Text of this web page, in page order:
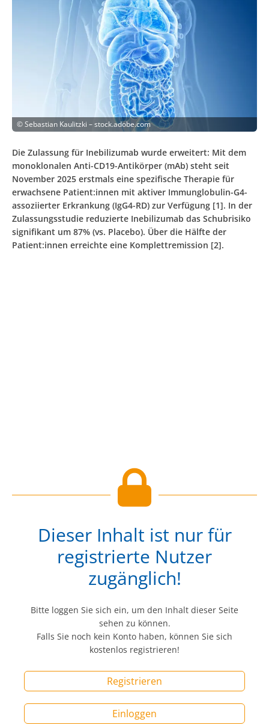
©Sebastian Kaulitzki – stock.adobe.com
Die Zulassung für Inebilizumab wurde erweitert: Mit dem
monoklonalen Anti-CD19-Antikörper (mAb) steht seit
November 2025 erstmals eine spezifische Therapie für
erwachsene Patient:innen mit aktiver Immunglobulin-G4-
assoziierter Erkrankung (IgG4-RD) zur Verfügung [1]. In der
Zulassungsstudie reduzierte Inebilizumab das Schubrisiko
signifikant um 87% (vs. Placebo). Über die Hälfte der
Patient:innen erreichte eine Komplettremission [2].
Dieser Inhalt ist nur für
registrierte Nutzer
zugänglich!
Bitte loggen Sie sich ein, um den Inhalt dieser Seite
sehen zu können.
Falls Sie noch kein Konto haben, können Sie sich
kostenlos registrieren!
Registrieren
Einloggen